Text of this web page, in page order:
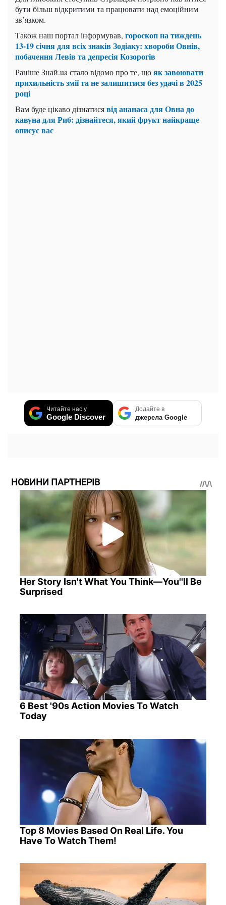
бути більш відкритими та працювати над емоційним
зв’язком.
Також наш портал інформував, гороскоп на тиждень
13-19 січня для всіх знаків Зодіаку: хвороби Овнів,
побачення Левів та депресія Козорогів
Раніше Знай.ua стало відомо про те, щояк завоювати
прихильність змії та не залишитися без удачі в 2025
році
Вам буде цікаво дізнатисявід ананаса для Овна до
кавуна для Риб: дізнайтеся, який фрукт найкраще
описує вас
Читайте нас у
Google Discover
Додайте в
джерела Google
НОВИНИ ПАРТНЕРІВ
Her Story Isn't What You Think—You''ll Be
Surprised
6 Best '90s Action Movies To Watch
Today
Top 8 Movies Based On Real Life. You
Have To Watch Them!